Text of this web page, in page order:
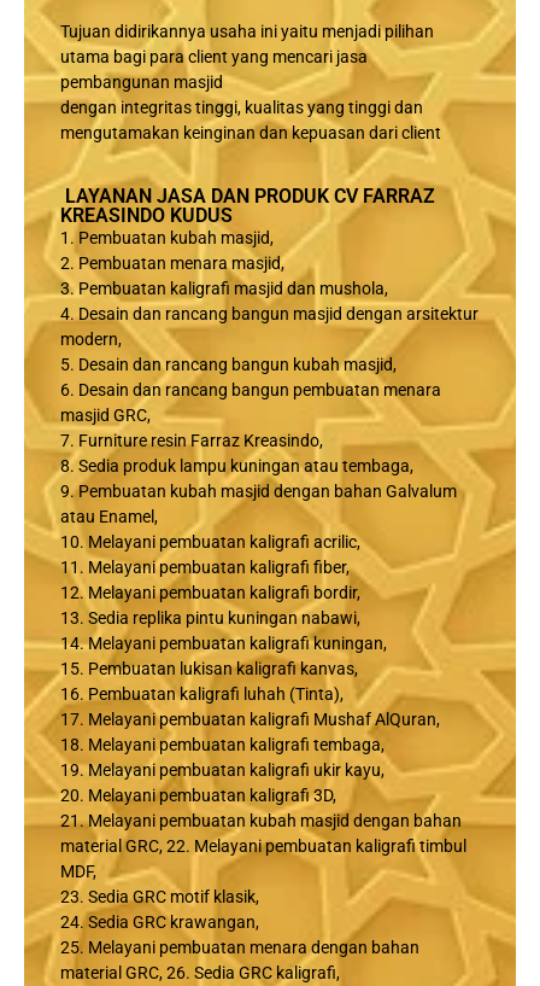
Tujuan didirikannya usaha ini yaitu menjadi pilihan
utama bagi para client yang mencari jasa
pembangunan masjid
dengan integritas tinggi, kualitas yang tinggi dan
mengutamakan keinginan dan kepuasan dari client
LAYANAN JASA DAN PRODUK CV FARRAZ
KREASINDO KUDUS
1. Pembuatan kubah masjid,
2. Pembuatan menara masjid,
3. Pembuatan kaligrafi masjid dan mushola,
4. Desain dan rancang bangun masjid dengan arsitektur
modern,
5. Desain dan rancang bangun kubah masjid,
6. Desain dan rancang bangun pembuatan menara
masjid GRC,
7. Furniture resin Farraz Kreasindo,
8. Sedia produk lampu kuningan atau tembaga,
9. Pembuatan kubah masjid dengan bahan Galvalum
atau Enamel,
10. Melayani pembuatan kaligrafi acrilic,
11. Melayani pembuatan kaligrafi fiber,
12. Melayani pembuatan kaligrafi bordir,
13. Sedia replika pintu kuningan nabawi,
14. Melayani pembuatan kaligrafi kuningan,
15. Pembuatan lukisan kaligrafi kanvas,
16. Pembuatan kaligrafi luhah (Tinta),
17. Melayani pembuatan kaligrafi Mushaf AlQuran,
18. Melayani pembuatan kaligrafi tembaga,
19. Melayani pembuatan kaligrafi ukir kayu,
20. Melayani pembuatan kaligrafi 3D,
21. Melayani pembuatan kubah masjid dengan bahan
material GRC, 22. Melayani pembuatan kaligrafi timbul
MDF,
23. Sedia GRC motif klasik,
24. Sedia GRC krawangan,
25. Melayani pembuatan menara dengan bahan
material GRC, 26. Sedia GRC kaligrafi,